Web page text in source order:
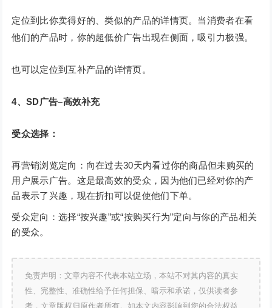
定位到比你卖得好的、类似的产品的详情页。当消费者在看
他们的产品时，你的超低价广告出现在侧面，吸引力极强。
也可以定位到互补产品的详情页。
4、SD广告–高效补充
受众选择：
再营销浏览定向：向在过去30天内看过你的商品但未购买的
用户展示广告。这是最高效的受众，因为他们已经对你的产
品表示了兴趣，现在折扣可以促使他们下单。
受众定向：选择“按兴趣”或“按购买行为”定向与你的产品相关
的受众。
免责声明：文章内容不代表本站立场，本站不对其内容的真实
性、完整性、准确性给予任何担保、暗示和承诺，仅供读者参
考，文章版权归原作者所有。如本文内容影响到您的合法权益